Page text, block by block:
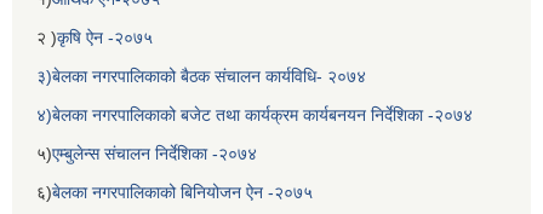
२ )कृषि ऐन -२०७५
३)बेलका नगरपालिकाको बैठक संचालन कार्यविधि- २०७४
४)बेलका नगरपालिकाको बजेट तथा कार्यक्रम कार्यबनयन निर्देशिका -२०७४
५)एम्बुलेन्स संचालन निर्देशिका -२०७४
६)बेलका नगरपालिकाको बिनियोजन ऐन -२०७५